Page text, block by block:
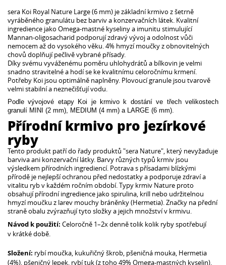
sera Koi Royal Nature Large (6 mm) je základní krmivo z šetrně
vyráběného granulátu bez barviv a konzervačních látek. Kvalitní
ingredience jako Omega-mastné kyseliny a imunitu stimulující
Mannan-oligosacharid podporují zdravý vývoj a odolnost vůči
nemocem až do vysokého věku. 4% hmyzí moučky z obnovitelných
chovů doplňují pečlivě vybrané přísady.
Díky svému vyváženému poměru uhlohydrátů a bílkovin je velmi
snadno stravitelné a hodí se ke kvalitnímu celoročnímu krmení.
Potřeby Koi jsou optimálně naplněny. Plovoucí granule jsou tvarově
velmi stabilní a neznečišťují vodu.
Podle vývojové etapy Koi je krmivo k dostání ve třech velikostech
granulí MINI (2 mm), MEDIUM (4 mm) a LARGE (6 mm).
Přírodní krmivo pro jezírkové
ryby
Tento produkt patří do řady produktů "sera Nature", který nevyžaduje
barviva ani konzervační látky. Barvy různých typů krmiv jsou
výsledkem přírodních ingrediencí. Potrava s přísadami blízkými
přírodě je nejlepší ochranou před nedostatky a podporuje zdraví a
vitalitu ryb v každém ročním období. Typy krmiv Nature proto
obsahují přírodní ingredience jako spirulina, krill nebo udržitelnou
hmyzí moučku z larev mouchy bráněnky (Hermetia). Značky na přední
straně obalu zvýrazňují tyto složky a jejich množství v krmivu.
Návod k použití: Celoročně 1–2x denně tolik kolik ryby spotřebují
v krátké době.
Složení: rybí moučka, kukuřičný škrob, pšeničná mouka, Hermetia
(4%), pšeničný lepek, rybí tuk (z toho 49% Omega-mastných kyselin),